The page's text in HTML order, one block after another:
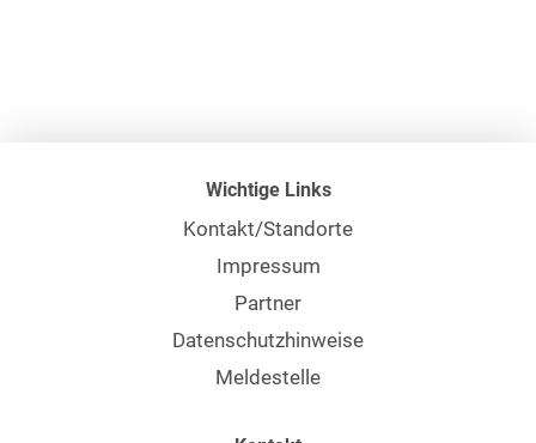
Wichtige Links
Kontakt/Standorte
Impressum
Partner
Datenschutzhinweise
Meldestelle